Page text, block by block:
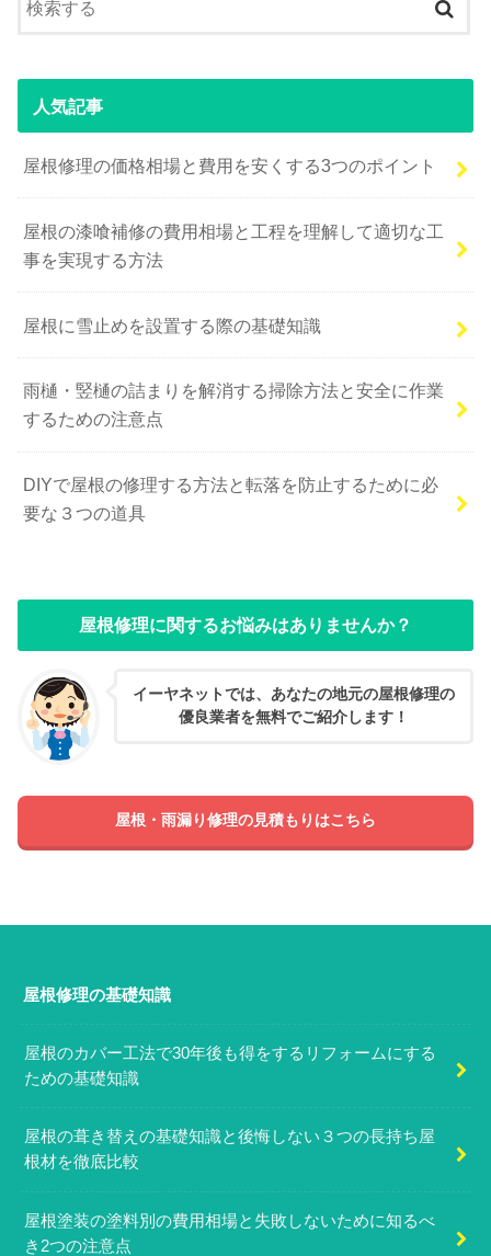
人気記事
屋根修理の価格相場と費用を安くする3つのポイント
屋根の漆喰補修の費用相場と工程を理解して適切な工
事を実現する方法
屋根に雪止めを設置する際の基礎知識
雨樋・竪樋の詰まりを解消する掃除方法と安全に作業
するための注意点
DIYで屋根の修理する方法と転落を防止するために必
要な３つの道具
屋根修理に関するお悩みはありませんか？
イーヤネットでは、あなたの地元の屋根修理の
優良業者を無料でご紹介します！
屋根・雨漏り修理の見積もりはこちら
屋根修理の基礎知識
屋根のカバー工法で30年後も得をするリフォームにする
ための基礎知識
屋根の葺き替えの基礎知識と後悔しない３つの長持ち屋
根材を徹底比較
屋根塗装の塗料別の費用相場と失敗しないために知るべ
き2つの注意点